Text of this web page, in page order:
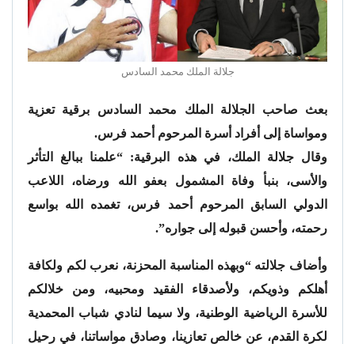
جلالة الملك محمد السادس
بعث صاحب الجلالة الملك محمد السادس برقية تعزية
ومواساة إلى أفراد أسرة المرحوم أحمد فرس.
وقال جلالة الملك، في هذه البرقية: “علمنا ببالغ التأثر
والأسى، بنبأ وفاة المشمول بعفو الله ورضاه، اللاعب
الدولي السابق المرحوم أحمد فرس، تغمده الله بواسع
رحمته، وأحسن قبوله إلى جواره”.
وأضاف جلالته “وبهذه المناسبة المحزنة، نعرب لكم ولكافة
أهلكم وذويكم، ولأصدقاء الفقيد ومحبيه، ومن خلالكم
للأسرة الرياضية الوطنية، ولا سيما لنادي شباب المحمدية
لكرة القدم، عن خالص تعازينا، وصادق مواساتنا، في رحيل